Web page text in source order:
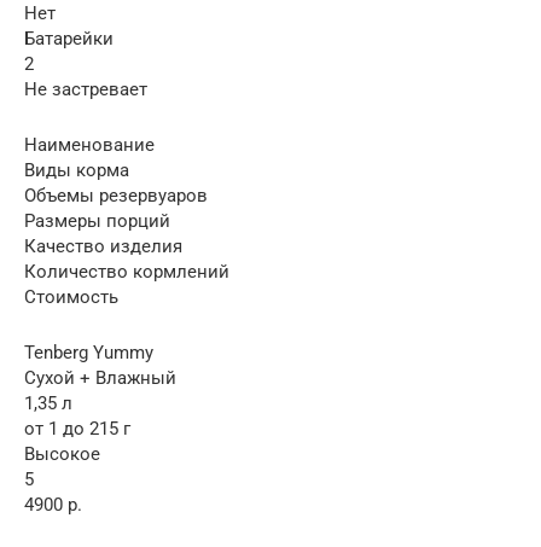
Нет
Батарейки
2
Не застревает
Наименование
Виды корма
Объемы резервуаров
Размеры порций
Качество изделия
Количество кормлений
Стоимость
Tenberg Yummy
Сухой + Влажный
1,35 л
от 1 до 215 г
Высокое
5
4900 р.